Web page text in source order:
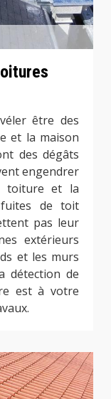
être des
et la maison
des dégâts
engendrer
toiture et la
de toit
pas leur
extérieurs
et les murs
détection de
est à votre